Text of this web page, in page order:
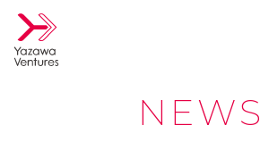
NEWS